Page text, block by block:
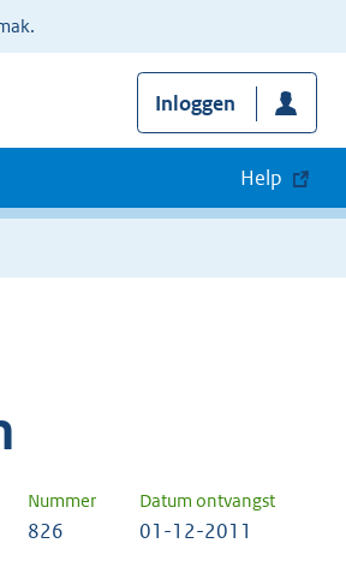
Inloggen
Help
Nummer Datum ontvangst
826 01-12-2011